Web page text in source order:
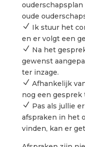
oude
N Ik stuur het
en er volgt een
N Na het
gewenst
ter inzage.
N Afhankelijk
nog een gesprek
N Pas als jullie
afspraken in het
vinden, kan er